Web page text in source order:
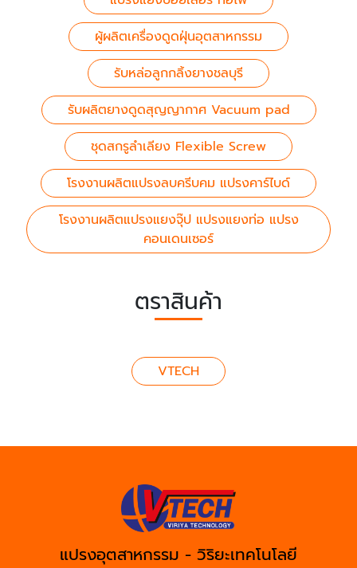
ผู้ผลิตเครื่องดูดฝุ่นอุตสาหกรรม
รับหล่อลูกกลิ้งยางชลบุรี
รับผลิตยางดูดสุญญากาศ Vacuum pad
ชุดสกรูลำเลียง Flexible Screw
โรงงานผลิตแปรงลบครีบคม แปรงคาร์ไบด์
โรงงานผลิตแปรงแยงจุ๊ป แปรงแยงท่อ แปรง
คอนเดนเซอร์
ตราสินค้า
VTECH
แปรงอุตสาหกรรม - วิริยะเทคโนโลยี